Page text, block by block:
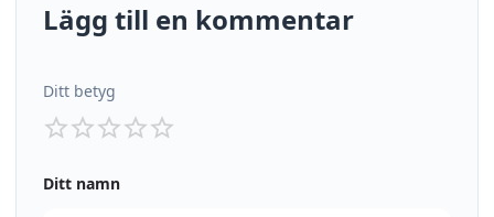
Lägg till en kommentar
Ditt betyg
Ditt namn